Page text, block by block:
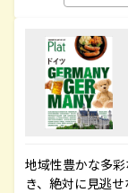
地域性豊かな多
き、絶対に見逃